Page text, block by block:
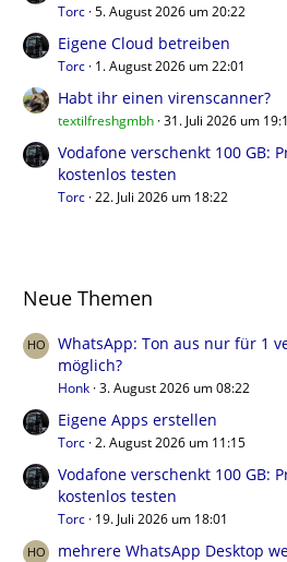
Torc 5. August 2026 um 20:22
Eigene Cloud betreiben
Torc 1. August 2026 um 22:01
Habt ihr einen virenscanner?
textilfreshgmbh 31. Juli 2026 um
Vodafone verschenkt 100 GB:
kostenlos testen
Torc 22. Juli 2026 um 18:22
Neue Themen
WhatsApp: Ton aus nur für 1
möglich?
Honk 3. August 2026 um 08:22
Eigene Apps erstellen
Torc 2. August 2026 um 11:15
Vodafone verschenkt 100 GB:
kostenlos testen
Torc 19. Juli 2026 um 18:01
mehrere WhatsApp Desktop